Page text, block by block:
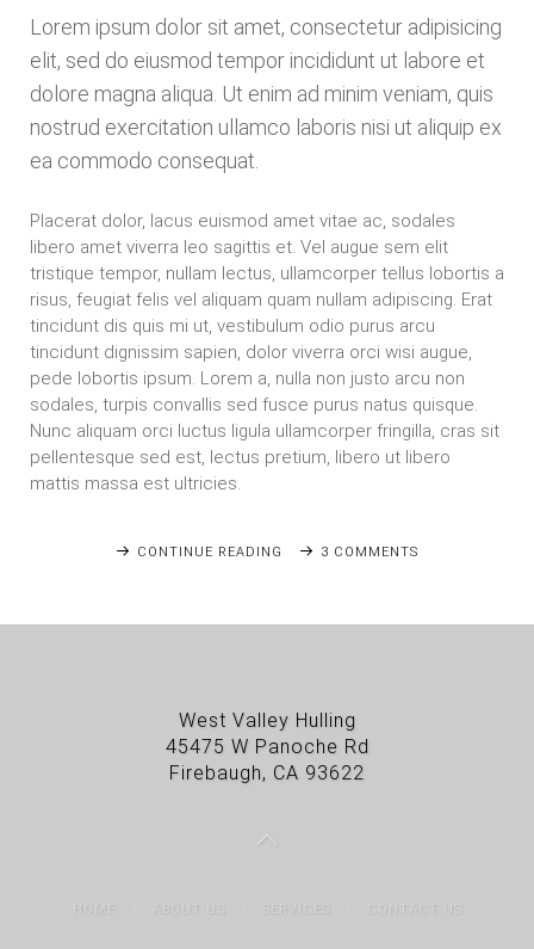
Lorem ipsum dolor sit amet, consectetur adipisicing
elit, sed do eiusmod tempor incididunt ut labore et
dolore magna aliqua. Ut enim ad minim veniam, quis
nostrud exercitation ullamco laboris nisi ut aliquip ex
ea commodo consequat.
Placerat dolor, lacus euismod amet vitae ac, sodales
libero amet viverra leo sagittis et. Vel augue sem elit
tristique tempor, nullam lectus, ullamcorper tellus lobortis a
risus, feugiat felis vel aliquam quam nullam adipiscing. Erat
tincidunt dis quis mi ut, vestibulum odio purus arcu
tincidunt dignissim sapien, dolor viverra orci wisi augue,
pede lobortis ipsum. Lorem a, nulla non justo arcu non
sodales, turpis convallis sed fusce purus natus quisque.
Nunc aliquam orci luctus ligula ullamcorper fringilla, cras sit
pellentesque sed est, lectus pretium, libero ut libero
mattis massa est ultricies.
CONTINUE READING 3 COMMENTS
West Valley Hulling
45475 W Panoche Rd
Firebaugh, CA 93622
ABOUT US CONTACT US